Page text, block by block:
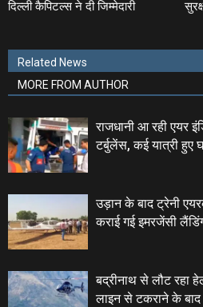
दिल्ली कैपिटल्स ने दी जिम्मेदारी
Related News
MORE FROM AUTHOR
राजधानी आ रही एयर
टर्बुलेंस, कई यात्री हुए
उड़ान के बाद ट्रेनी
कराई गई इमरजेंसी
बद्रीनाथ से लौट रहा
लाइन से टकराने के बाद